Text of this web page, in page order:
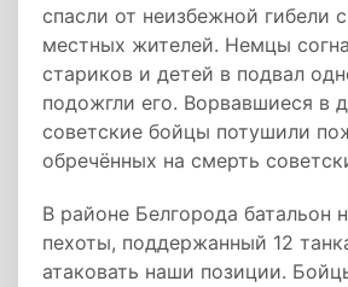
спасли от неизбежной гибели
местных жителей. Немцы
стариков и детей в подвал
подожгли его. Ворвавшиеся в
советские бойцы потушили
обречённых на смерть
В районе Белгорода батальон
пехоты, поддержанный 12
атаковать наши позиции.